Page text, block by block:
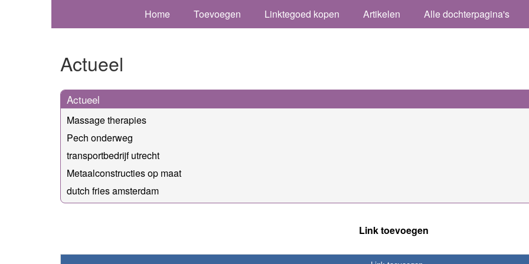
Home Toevoegen Linktegoed kopen Artikelen Alle dochterpagina's
Actueel
Actueel
Massage therapies
Pech onderweg
transportbedrijf utrecht
Metaalconstructies op maat
dutch fries amsterdam
Link toevoegen